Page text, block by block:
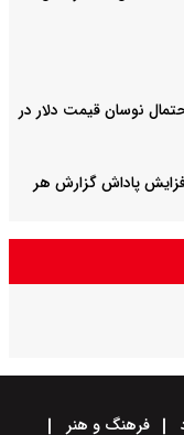
قیمت دلار یکشنبه ۱۸ مرداد ۱۴۰۵ / احتمال نوسان قیمت دلار در
پاداش گزارش هر
فرهنگ و هنر